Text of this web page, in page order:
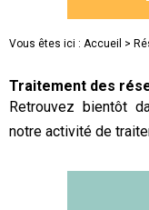
Vous êtes ici : Accueil >
Traitement des
Retrouvez bientôt
notre activité de